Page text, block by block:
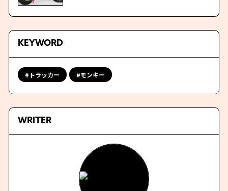
KEYWORD
トラッカー モンキー
WRITER